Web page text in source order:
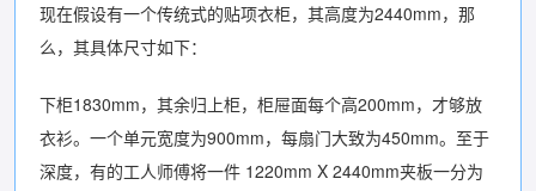
现在假设有一个传统式的贴项衣柜，其高度为2440mm，那
么，其具体尺寸如下：
下柜1830mm，其余归上柜，柜屉面每个高200mm，才够放
衣衫。一个单元宽度为900mm，每扇门大致为450mm。至于
深度，有的工人师傅将一件 1220mm X 2440mm夹板一分为